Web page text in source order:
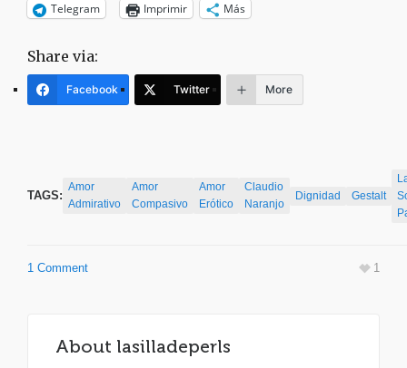
Telegram
Imprimir Más
Share via:
Facebook Twitter More
TAGS:
Amor
Admirativo
Amor
Compasivo
Amor
Erótico
Claudio
Naranjo
Dignidad Gestalt
1 Comment 1
About lasilladeperls